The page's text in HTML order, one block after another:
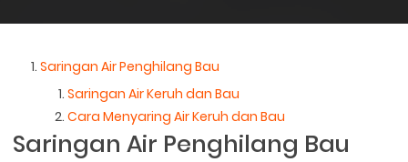
Saringan Air Penghilang Bau
Saringan Air Keruh dan Bau
Cara Menyaring Air Keruh dan Bau
Saringan Air Penghilang Bau